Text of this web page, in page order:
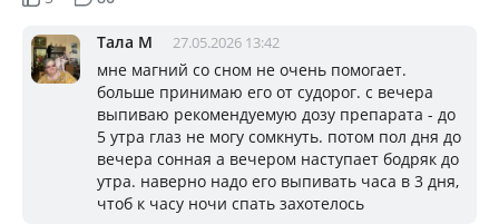
Тала М 27.05.2026 13:42
мне магний со сном не очень помогает.
больше принимаю его от судорог. с вечера
выпиваю рекомендуемую дозу препарата - до
5 утра глаз не могу сомкнуть. потом пол дня до
вечера сонная а вечером наступает бодряк до
утра. наверно надо его выпивать часа в 3 дня,
чтоб к часу ночи спать захотелось